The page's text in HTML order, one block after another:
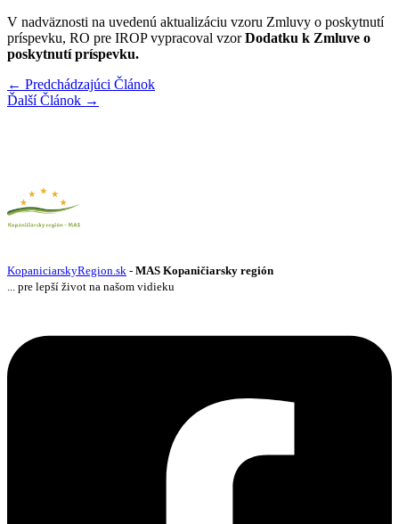
V nadväznosti na uvedenú aktualizáciu vzoru Zmluvy o poskytnutí
príspevku, RO pre IROP vypracoval vzorDodatku k Zmluve o
poskytnutí príspevku.
← Predchádzajúci Článok
Ďalší Článok →
KopaniciarskyRegion.sk - MAS Kopaničiarsky región
... pre lepší život na našom vidieku